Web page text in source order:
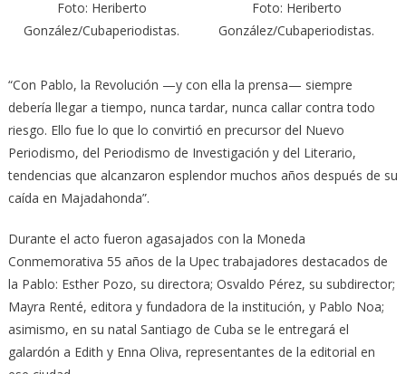
Foto: Heriberto
González/Cubaperiodistas.
Foto: Heriberto
González/Cubaperiodistas.
“Con Pablo, la Revolución —y con ella la prensa— siempre
debería llegar a tiempo, nunca tardar, nunca callar contra todo
riesgo. Ello fue lo que lo convirtió en precursor del Nuevo
Periodismo, del Periodismo de Investigación y del Literario,
tendencias que alcanzaron esplendor muchos años después de su
caída en Majadahonda”.
Durante el acto fueron agasajados con la Moneda
Conmemorativa 55 años de la Upec trabajadores destacados de
la Pablo: Esther Pozo, su directora; Osvaldo Pérez, su subdirector;
Mayra Renté, editora y fundadora de la institución, y Pablo Noa;
asimismo, en su natal Santiago de Cuba se le entregará el
galardón a Edith y Enna Oliva, representantes de la editorial en